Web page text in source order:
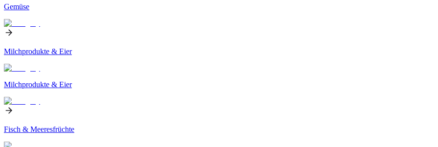
Gemüse
Milchprodukte & Eier
Milchprodukte & Eier
Fisch & Meeresfrüchte